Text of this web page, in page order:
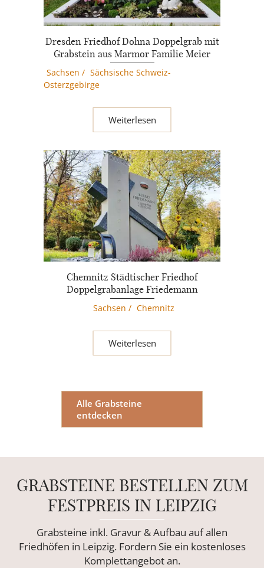
Dresden Friedhof Dohna Doppelgrab mit
Grabstein aus Marmor Familie Meier
Sachsen / Sächsische Schweiz-
Osterzgebirge
Weiterlesen
Chemnitz Städtischer Friedhof
Doppelgrabanlage Friedemann
Sachsen / Chemnitz
Weiterlesen
Alle Grabsteine
entdecken
GRABSTEINE BESTELLEN ZUM
FESTPREIS IN LEIPZIG
Grabsteine inkl. Gravur & Aufbau auf allen
Friedhöfen in Leipzig. Fordern Sie ein kostenloses
Komplettangebot an.